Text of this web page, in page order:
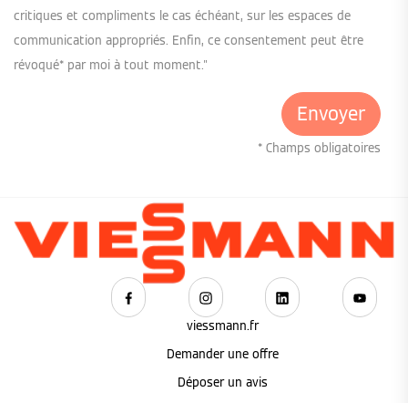
critiques et compliments le cas échéant, sur les espaces de
communication appropriés. Enfin, ce consentement peut être
révoqué* par moi à tout moment."
* Champs obligatoires
viessmann.fr
Demander une offre
Déposer un avis